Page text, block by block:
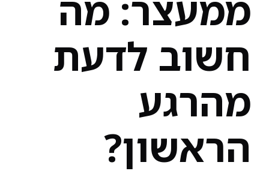
חשוב לדעת
מהרגע
הראשון?